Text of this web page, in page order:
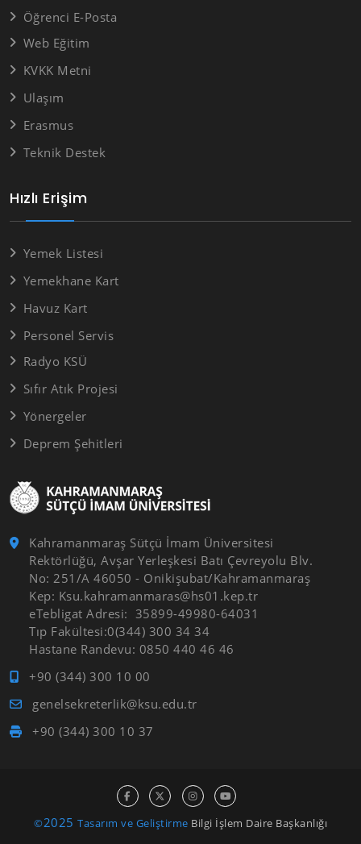
Kahramanmaraş Sütçü İmam Üniversitesi
Rektörlüğü, Avşar Yerleşkesi Batı Çevreyolu Blv.
No: 251/A 46050 - Onikişubat/Kahramanmaraş
Kep: Ksu.kahramanmaras@hs01.kep.tr
eTebligat Adresi: 35899-49980-64031
Tıp Fakültesi:0(344) 300 34 34
Hastane Randevu: 0850 440 46 46
+90 (344) 300 10 00
genelsekreterlik@ksu.edu.tr
+90 (344) 300 10 37
Hızlı Erişim
Yemek Listesi
Yemekhane Kart
Havuz Kart
Personel Servis
Radyo KSÜ
Sıfır Atık Projesi
Yönergeler
Deprem Şehitleri
Öğrenci E-Posta
Web Eğitim
KVKK Metni
Ulaşım
Erasmus
Teknik Destek
©2025 Tasarım ve Geliştirme Bilgi İşlem Daire Başkanlığı